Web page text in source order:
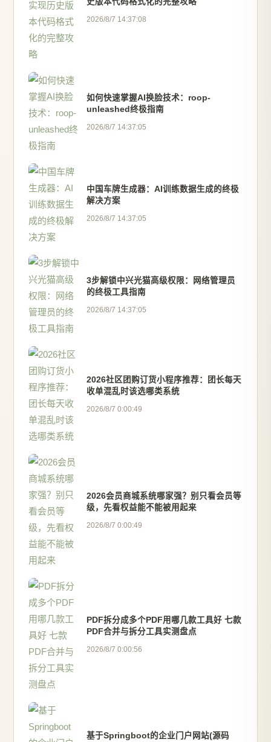
2026/8/7 14:37:08
如何快速掌握AI换脸技术：roop-
unleashed终极指南
2026/8/7 14:37:05
中国车牌生成器：AI训练数据生成的终极
解决方案
2026/8/7 14:37:05
3步解锁中兴光猫高级权限：网络管理员
的终极工具指南
2026/8/7 14:37:05
2026社区团购订货小程序推荐：团长每天
收单混乱时该选哪类系统
2026/8/7 0:00:49
2026会员商城系统哪家强？别只看会员等
级，先看权益能不能被用起来
2026/8/7 0:00:49
PDF拆分成多个PDF用哪几款工具好 七款
PDF合并与拆分工具实测盘点
2026/8/7 0:00:56
基于Springboot的企业门户网站(源码